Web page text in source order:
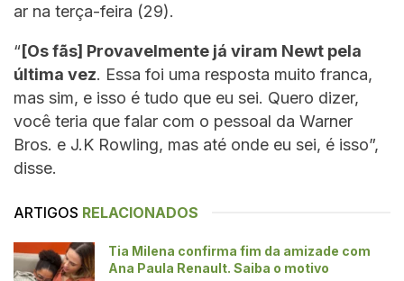
ar na terça-feira (29).
“[Os fãs] Provavelmente já viram Newt pela
última vez. Essa foi uma resposta muito franca,
mas sim, e isso é tudo que eu sei. Quero dizer,
você teria que falar com o pessoal da Warner
Bros. e J.K Rowling, mas até onde eu sei, é isso”,
disse.
ARTIGOS RELACIONADOS
Tia Milena confirma fim da amizade com
Ana Paula Renault. Saiba o motivo